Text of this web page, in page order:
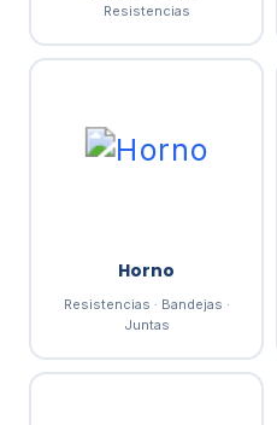
Resistencias
Horno
Resistencias · Bandejas ·
Juntas